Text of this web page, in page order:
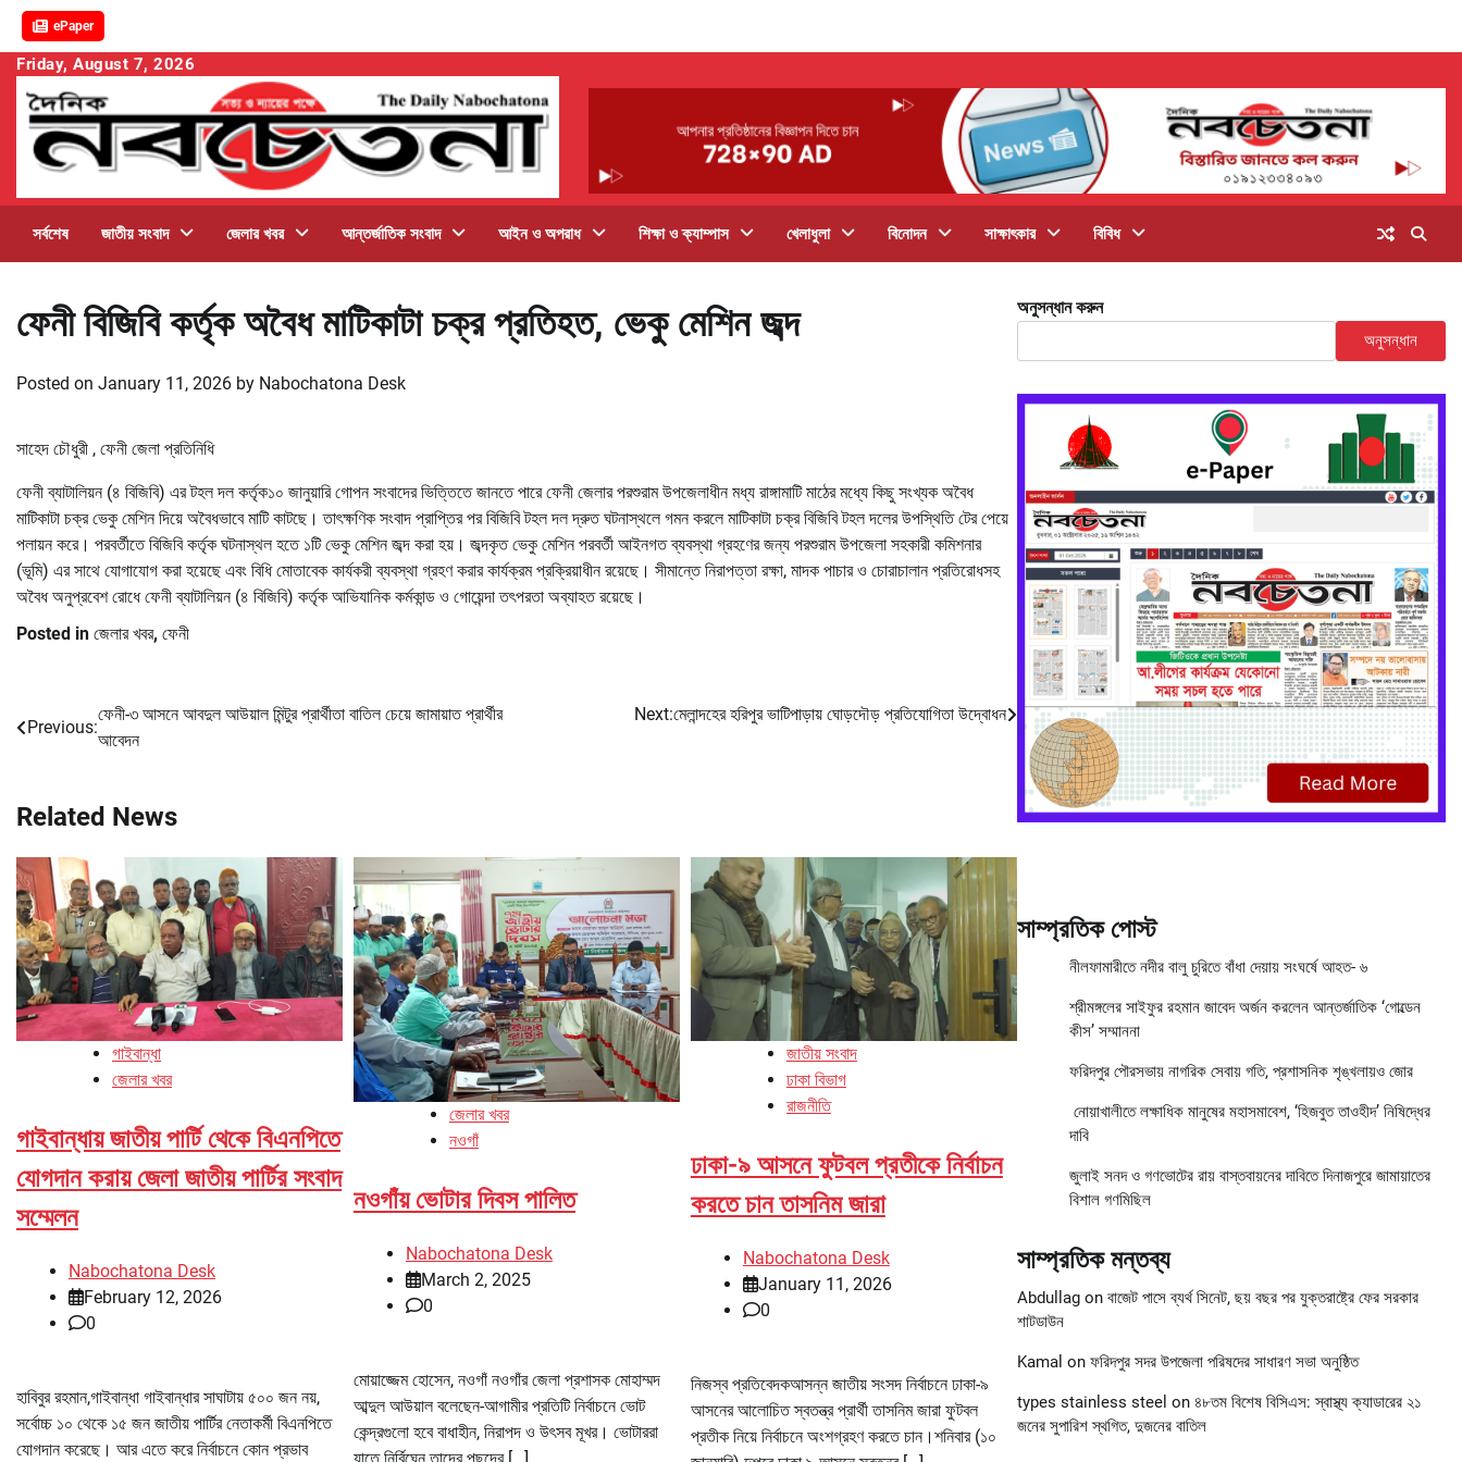
ePaper
Skip
content
Friday, August 7, 2026
সর্বশেষ জাতীয় সংবাদ জেলার খবর আন্তর্জাতিক সংবাদ আইন ও অপরাধ শিক্ষা ও ক্যাম্পাস খেলাধুলা বিনোদন সাক্ষাৎকার বিবিধ
ফেনী বিজিবি কর্তৃক অবৈধ মাটিকাটা চক্র প্রতিহত, ভেকু মেশিন জব্দ
Posted on January 11, 2026 by Nabochatona Desk
সাহেদ চৌধুরী , ফেনী জেলা প্রতিনিধি
ফেনী ব্যাটালিয়ন (৪ বিজিবি) এর টহল দল কর্তৃক১০ জানুয়ারি গোপন সংবাদের ভিত্তিতে জানতে পারে ফেনী জেলার পরশুরাম উপজেলাধীন মধ্য রাঙ্গামাটি মাঠের মধ্যে কিছু সংখ্যক অবৈধ
মাটিকাটা চক্র ভেকু মেশিন দিয়ে অবৈধভাবে মাটি কাটছে। তাৎক্ষণিক সংবাদ প্রাপ্তির পর বিজিবি টহল দল দ্রুত ঘটনাস্থলে গমন করলে মাটিকাটা চক্র বিজিবি টহল দলের উপস্থিতি টের পেয়ে
পলায়ন করে। পরবর্তীতে বিজিবি কর্তৃক ঘটনাস্থল হতে ১টি ভেকু মেশিন জব্দ করা হয়। জব্দকৃত ভেকু মেশিন পরবর্তী আইনগত ব্যবস্থা গ্রহণের জন্য পরশুরাম উপজেলা সহকারী কমিশনার
(ভূমি) এর সাথে যোগাযোগ করা হয়েছে এবং বিধি মোতাবেক কার্যকরী ব্যবস্থা গ্রহণ করার কার্যক্রম প্রক্রিয়াধীন রয়েছে। সীমান্তে নিরাপত্তা রক্ষা, মাদক পাচার ও চোরাচালান প্রতিরোধসহ
অবৈধ অনুপ্রবেশ রোধে ফেনী ব্যাটালিয়ন (৪ বিজিবি) কর্তৃক আভিযানিক কর্মকান্ড ও গোয়েন্দা তৎপরতা অব্যাহত রয়েছে।
Posted in জেলার খবর, ফেনী
Post
Previous:
ফেনী-৩ আসনে আবদুল আউয়াল মিন্টুর প্রার্থীতা বাতিল চেয়ে জামায়াত প্রার্থীর
আবেদন
Next:মেলান্দহের হরিপুর ভাটিপাড়ায় ঘোড়দৌড় প্রতিযোগিতা উদ্বোধন
Related News
গাইবান্ধা
জেলার খবর
গাইবান্ধায় জাতীয় পার্টি থেকে বিএনপিতে
যোগদান করায় জেলা জাতীয় পার্টির সংবাদ
সম্মেলন
Nabochatona Desk
February 12, 2026
0
হাবিবুর রহমান,গাইবান্ধা গাইবান্ধার সাঘাটায় ৫০০ জন নয়,
সর্বোচ্চ ১০ থেকে ১৫ জন জাতীয় পার্টির নেতাকর্মী বিএনপিতে
যোগদান করেছে। আর এতে করে নির্বাচনে কোন প্রভাব
জেলার খবর
নওগাঁ
নওগাঁয় ভোটার দিবস পালিত
Nabochatona Desk
March 2, 2025
0
মোয়াজ্জেম হোসেন, নওগাঁ নওগাঁর জেলা প্রশাসক মোহাম্মদ
আব্দুল আউয়াল বলেছেন-আগামীর প্রতিটি নির্বাচনে ভোট
কেন্দ্রগুলো হবে বাধাহীন, নিরাপদ ও উৎসব মূখর। ভোটাররা
জাতীয় সংবাদ
ঢাকা বিভাগ
রাজনীতি
ঢাকা-৯ আসনে ফুটবল প্রতীকে নির্বাচন
করতে চান তাসনিম জারা
Nabochatona Desk
January 11, 2026
0
নিজস্ব প্রতিবেদকআসন্ন জাতীয় সংসদ নির্বাচনে ঢাকা-৯
আসনের আলোচিত স্বতন্ত্র প্রার্থী তাসনিম জারা ফুটবল
প্রতীক নিয়ে নির্বাচনে অংশগ্রহণ করতে চান।শনিবার (১০
অনুসন্ধান করুন
অনুসন্ধান
সাম্প্রতিক পোস্ট
নীলফামারীতে নদীর বালু চুরিতে বাঁধা দেয়ায় সংঘর্ষে আহত- ৬
শ্রীমঙ্গলের সাইফুর রহমান জাবেদ অর্জন করলেন আন্তর্জাতিক ‘গোল্ডেন
কীস’ সম্মাননা
ফরিদপুর পৌরসভায় নাগরিক সেবায় গতি, প্রশাসনিক শৃঙ্খলায়ও জোর
নোয়াখালীতে লক্ষাধিক মানুষের মহাসমাবেশ, ‘হিজবুত তাওহীদ’ নিষিদ্ধের
দাবি
জুলাই সনদ ও গণভোটের রায় বাস্তবায়নের দাবিতে দিনাজপুরে জামায়াতের
বিশাল গণমিছিল
সাম্প্রতিক মন্তব্য
Abdullagon বাজেট পাসে ব্যর্থ সিনেট, ছয় বছর পর যুক্তরাষ্ট্রে ফের সরকার
শাটডাউন
Kamal on ফরিদপুর সদর উপজেলা পরিষদের সাধারণ সভা অনুষ্ঠিত
types stainless steel on ৪৮তম বিশেষ বিসিএস: স্বাস্থ্য ক্যাডারের ২১
জনের সুপারিশ স্থগিত, দুজনের বাতিল